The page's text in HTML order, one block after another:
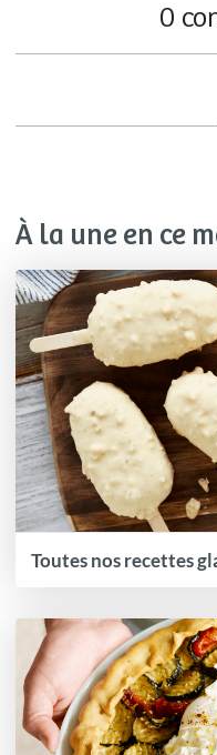
0
À la une en ce
Toutes nos recettes